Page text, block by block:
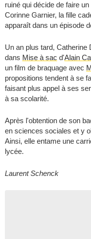
ruiné qui décide de faire
Corinne Garnier, la fille
apparaît dans un épisode
Un an plus tard, Catherine
dans Mise à sac d'Alain
un film de braquage avec
propositions tendent à se
faisant plus appel à ses
à sa scolarité.
Après l'obtention de son
en sciences sociales et y
Ainsi, elle entame une
lycée.
Laurent Schenck